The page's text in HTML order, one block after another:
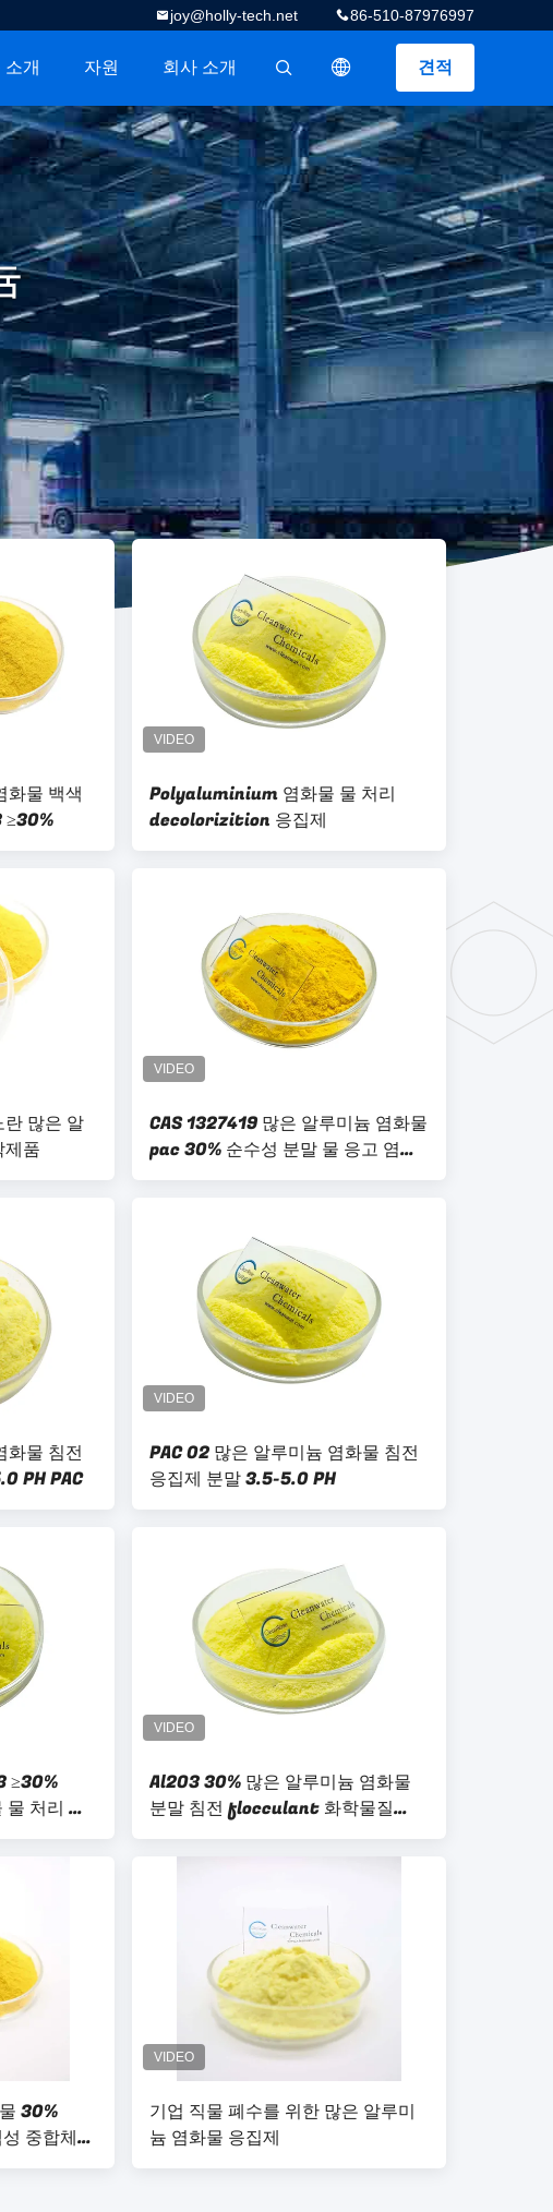
86-510-87976997
joy@holly-tech.net
견적
描述
소개 자원 회사 소개
화물 백색
≥30%
Polyaluminium 염화물 물 처리
decolorizition 응집제
많은 알
품
CAS 1327419 많은 알루미늄 염화물
pac 30% 순수성 분말 물 응고 염기
도 40-90
화물 침전
PH PAC
PAC 02 많은 알루미늄 염화물 침전
응집제 분말 3.5-5.0 PH
≥30%
처리 염
Al2O3 30% 많은 알루미늄 염화물
분말 침전 flocculant 화학물질
CAS 1327-41-9년
30%
중합체
기업 직물 폐수를 위한 많은 알루미
늄 염화물 응집제